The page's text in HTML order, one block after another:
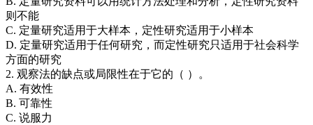
则不能
C. 定量研究适用于大样本，定性研究适用于小样本
D. 定量研究适用于任何研究，而定性研究只适用于社会科学
方面的研究
2. 观察法的缺点或局限性在于它的（ ）。
A. 有效性
B. 可靠性
C. 说服力